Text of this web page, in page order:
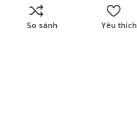
Bản quyền thuộc về
So sánh Yêu thích